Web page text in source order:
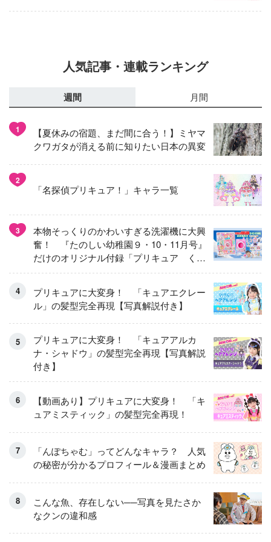
人気記事・連載ランキング
週間 月間
1
【夏休みの宿題、まだ間に合う！】ミヤマ
クワガタが消える前に知りたい日本の異変
2
「名探偵プリキュア！」キャラ一覧
3
本物そっくりのかわいすぎる洗濯機に大興
奮！ 『たのしい幼稚園９・10・11月号』
だけのオリジナル付録「プリキュア くる
くるせんたくき」
プリキュアに大変身！ 「キュアエクレー
ル」の髪型完全再現【写真解説付き】
プリキュアに大変身！ 「キュアアルカ
ナ・シャドウ」の髪型完全再現【写真解説
付き】
【動画あり】プリキュアに大変身！ 「キ
ュアミスティック」の髪型完全再現！
「んぽちゃむ」ってどんなキャラ？ 人気
の秘密が分かるプロフィール＆漫画まとめ
こんな魚、存在しない──写真を見たさか
なクンの違和感